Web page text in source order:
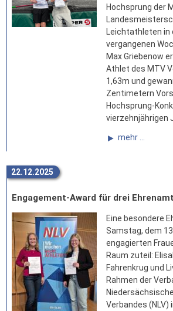
Hochsprung der
Leichtathleten in
vergangenen
Max Griebenow
Athlet des MTV
1,63m und
Zentimetern
Hochsprung-
vierzehnjährigen
mehr ...
22.12.2025
Engagement-Award für drei
Eine besondere
Samstag, dem
engagierten
Raum zuteil:
Fahrenkrug und
Rahmen der
Verbandes (NLV)